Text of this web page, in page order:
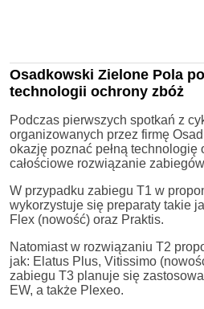
Osadkowski Zielone Pola
technologii ochrony zbóż
Podczas pierwszych spotkań z
organizowanych przez firmę
okazję poznać pełną technologię
całościowe rozwiązanie
W przypadku zabiegu T1 w
wykorzystuje się preparaty takie
Flex (nowość) oraz Praktis.
Natomiast w rozwiązaniu T2
jak: Elatus Plus, Vitissimo
zabiegu T3 planuje się
EW, a także Plexeo.